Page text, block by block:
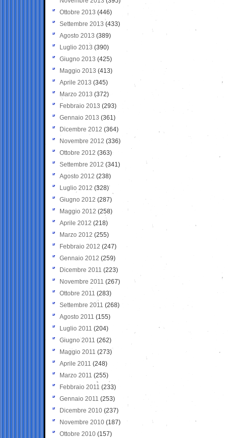
Ottobre 2013 (446)
Settembre 2013 (433)
Agosto 2013 (389)
Luglio 2013 (390)
Giugno 2013 (425)
Maggio 2013 (413)
Aprile 2013 (345)
Marzo 2013 (372)
Febbraio 2013 (293)
Gennaio 2013 (361)
Dicembre 2012 (364)
Novembre 2012 (336)
Ottobre 2012 (363)
Settembre 2012 (341)
Agosto 2012 (238)
Luglio 2012 (328)
Giugno 2012 (287)
Maggio 2012 (258)
Aprile 2012 (218)
Marzo 2012 (255)
Febbraio 2012 (247)
Gennaio 2012 (259)
Dicembre 2011 (223)
Novembre 2011 (267)
Ottobre 2011 (283)
Settembre 2011 (268)
Agosto 2011 (155)
Luglio 2011 (204)
Giugno 2011 (262)
Maggio 2011 (273)
Aprile 2011 (248)
Marzo 2011 (255)
Febbraio 2011 (233)
Gennaio 2011 (253)
Dicembre 2010 (237)
Novembre 2010 (187)
Ottobre 2010 (157)